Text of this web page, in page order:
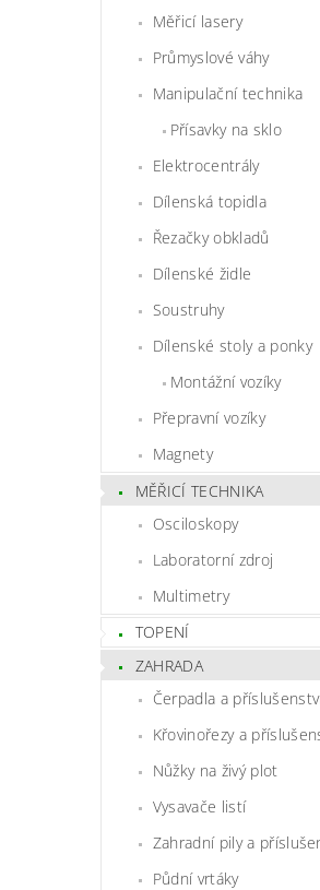
Měřicí lasery
Průmyslové váhy
Manipulační technika
Přísavky na sklo
Elektrocentrály
Dílenská topidla
Řezačky obkladů
Dílenské židle
Soustruhy
Dílenské stoly a ponky
Montážní vozíky
Přepravní vozíky
Magnety
MĚŘICÍ TECHNIKA
Osciloskopy
Laboratorní zdroj
Multimetry
TOPENÍ
ZAHRADA
Čerpadla a
Křovinořezy a
Nůžky na živý plot
Vysavače listí
Zahradní pily a
Půdní vrtáky